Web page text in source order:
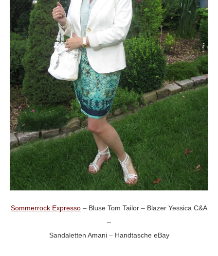
Sommerrock Expresso – Bluse Tom Tailor – Blazer Yessica C&A
–
Sandaletten Amani– Handtasche eBay